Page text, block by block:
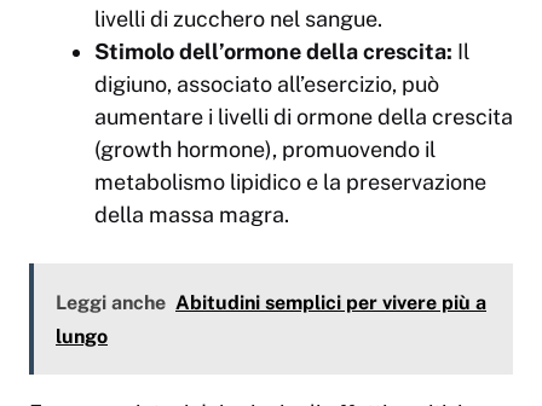
livelli di zucchero nel sangue.
Stimolo dell’ormone della crescita: Il
digiuno, associato all’esercizio, può
aumentare i livelli di ormone della crescita
(growth hormone), promuovendo il
metabolismo lipidico e la preservazione
della massa magra.
Leggi anche Abitudini semplici per vivere più a
lungo